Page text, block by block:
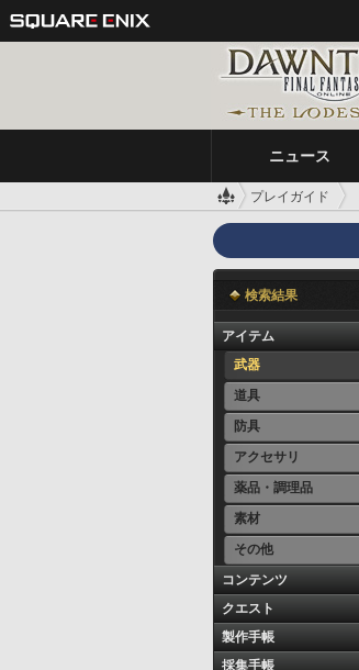
ニュース
プレイガイド
検索結果
アイテム
武器
道具
防具
アクセサリ
薬品・調理品
素材
その他
コンテンツ
クエスト
製作手帳
採集手帳